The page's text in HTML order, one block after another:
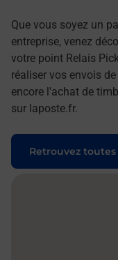
Que vous soyez un
entreprise, venez
votre point Relais
réaliser vos envois
encore l'achat de
sur laposte.fr.
Retrouvez